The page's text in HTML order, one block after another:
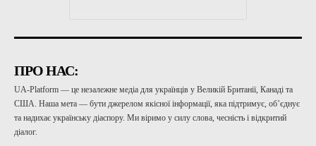
ПРО НАС:
UA-Platform — це незалежне медіа для українців у Великій Британії, Канаді та
США. Наша мета — бути джерелом якісної інформації, яка підтримує, об’єднує
та надихає українську діаспору. Ми віримо у силу слова, чесність і відкритий
діалог.